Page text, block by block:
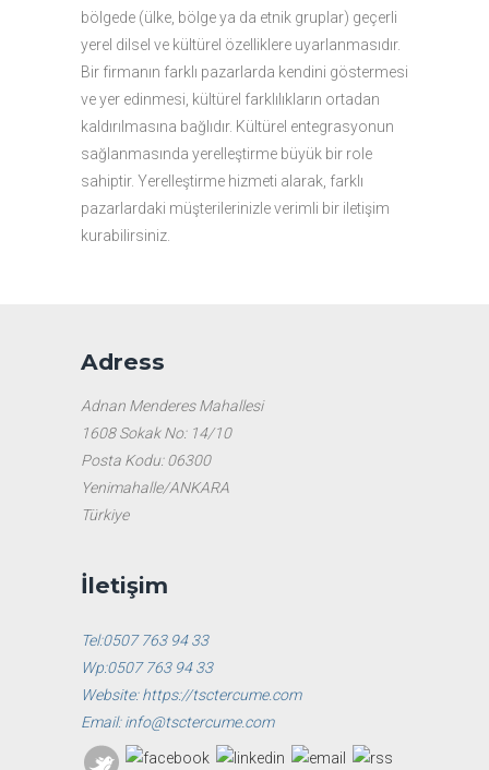
bölgede (ülke, bölge ya da etnik gruplar) geçerli
yerel dilsel ve kültürel özelliklere uyarlanmasıdır.
Bir firmanın farklı pazarlarda kendini göstermesi
ve yer edinmesi, kültürel farklılıkların ortadan
kaldırılmasına bağlıdır. Kültürel entegrasyonun
sağlanmasında yerelleştirme büyük bir role
sahiptir. Yerelleştirme hizmeti alarak, farklı
pazarlardaki müşterilerinizle verimli bir iletişim
kurabilirsiniz.
Adress
Adnan Menderes Mahallesi
1608 Sokak No: 14/10
Posta Kodu: 06300
Yenimahalle/ANKARA
Türkiye
İletişim
Tel:0507 763 94 33
Wp:0507 763 94 33
Website: https://tsctercume.com
Email: info@tsctercume.com